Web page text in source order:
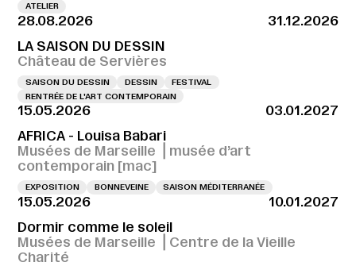
ATELIER
28.08.2026
31.12.2026
LA SAISON DU DESSIN
Château de Servières
SAISON DU DESSIN DESSIN
FESTIVAL
RENTRÉE DE L'ART CONTEMPORAIN
15.05.2026
03.01.2027
AFRICA - Louisa Babari
Musées de Marseille ⎪musée d’art
contemporain [mac]
EXPOSITION BONNEVEINE SAISON MÉDITERRANÉE
15.05.2026
10.01.2027
Dormir comme le soleil
Musées de Marseille ⎪Centre de la Vieille
Charité